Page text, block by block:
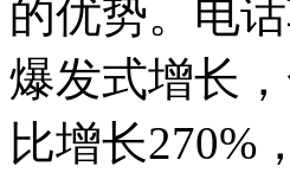
的优势。电
爆发式增长
比增长270%